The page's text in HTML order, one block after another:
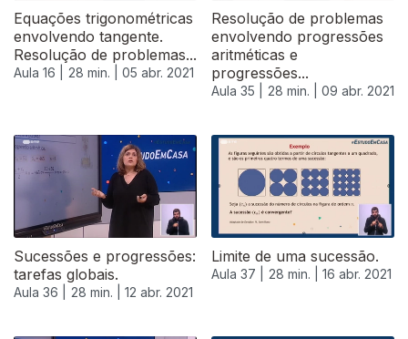
Equações trigonométricas
envolvendo tangente.
Resolução de problemas...
Aula 16 | 28 min. | 05 abr. 2021
Resolução de problemas
envolvendo progressões
aritméticas e
progressões...
Aula 35 | 28 min. | 09 abr. 2021
Sucessões e progressões:
tarefas globais.
Aula 36 | 28 min. | 12 abr. 2021
Limite de uma sucessão.
Aula 37 | 28 min. | 16 abr. 2021